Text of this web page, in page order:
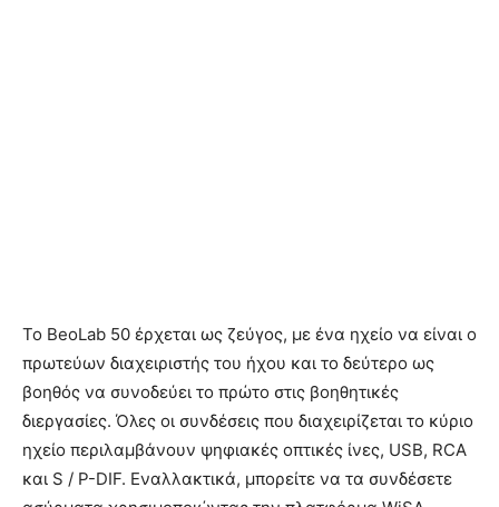
Το BeoLab 50 έρχεται ως ζεύγος, με ένα ηχείο να είναι ο
πρωτεύων διαχειριστής του ήχου και το δεύτερο ως
βοηθός να συνοδεύει το πρώτο στις βοηθητικές
διεργασίες. Όλες οι συνδέσεις που διαχειρίζεται το κύριο
ηχείο περιλαμβάνουν ψηφιακές οπτικές ίνες, USB, RCA
και S / P-DIF. Εναλλακτικά, μπορείτε να τα συνδέσετε